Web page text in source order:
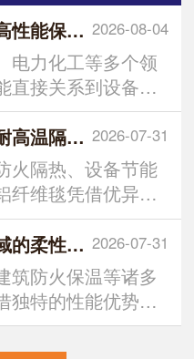
2026-08-04
憎水型硅酸铝针刺毯：高性能保温隔热材料的优选
电力化工等多个领
直接关系到设备运
安全
2026-07-31
硅酸铝纤维毯：高性能耐高温隔热保温材料解析
火隔热、设备节能
纤维毯凭借优异的
2026-07-31
硅酸铝纤维毯：高温领域的柔性隔热屏障
筑防火保温等诸多
独特的性能优势，
料